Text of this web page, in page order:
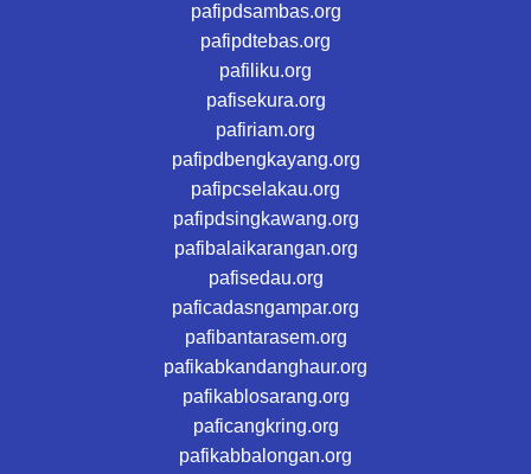
pafipdsambas.org
pafipdtebas.org
pafiliku.org
pafisekura.org
pafiriam.org
pafipdbengkayang.org
pafipcselakau.org
pafipdsingkawang.org
pafibalaikarangan.org
pafisedau.org
paficadasngampar.org
pafibantarasem.org
pafikabkandanghaur.org
pafikablosarang.org
paficangkring.org
pafikabbalongan.org